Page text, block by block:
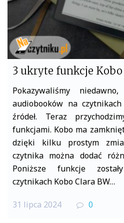
3 ukryte funkcje Kobo
Pokazywaliśmy
audiobooków na
źródeł. Teraz
funkcjami. Kobo ma
dzięki kilku prostym
czytnika można dodać
Poniższe funkcje
czytnikach Kobo Clara BW…
31 lipca 2024 0